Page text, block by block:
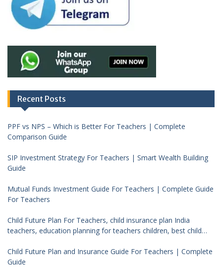
Recent Posts
PPF vs NPS – Which is Better For Teachers | Complete
Comparison Guide
SIP Investment Strategy For Teachers | Smart Wealth Building
Guide
Mutual Funds Investment Guide For Teachers | Complete Guide
For Teachers
Child Future Plan For Teachers, child insurance plan India
teachers, education planning for teachers children, best child
Child Future Plan and Insurance Guide For Teachers | Complete
Guide